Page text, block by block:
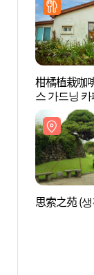
柑橘植栽咖
스 가드닝
思索之苑 (